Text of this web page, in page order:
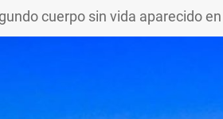
cuerpo sin vida aparecido